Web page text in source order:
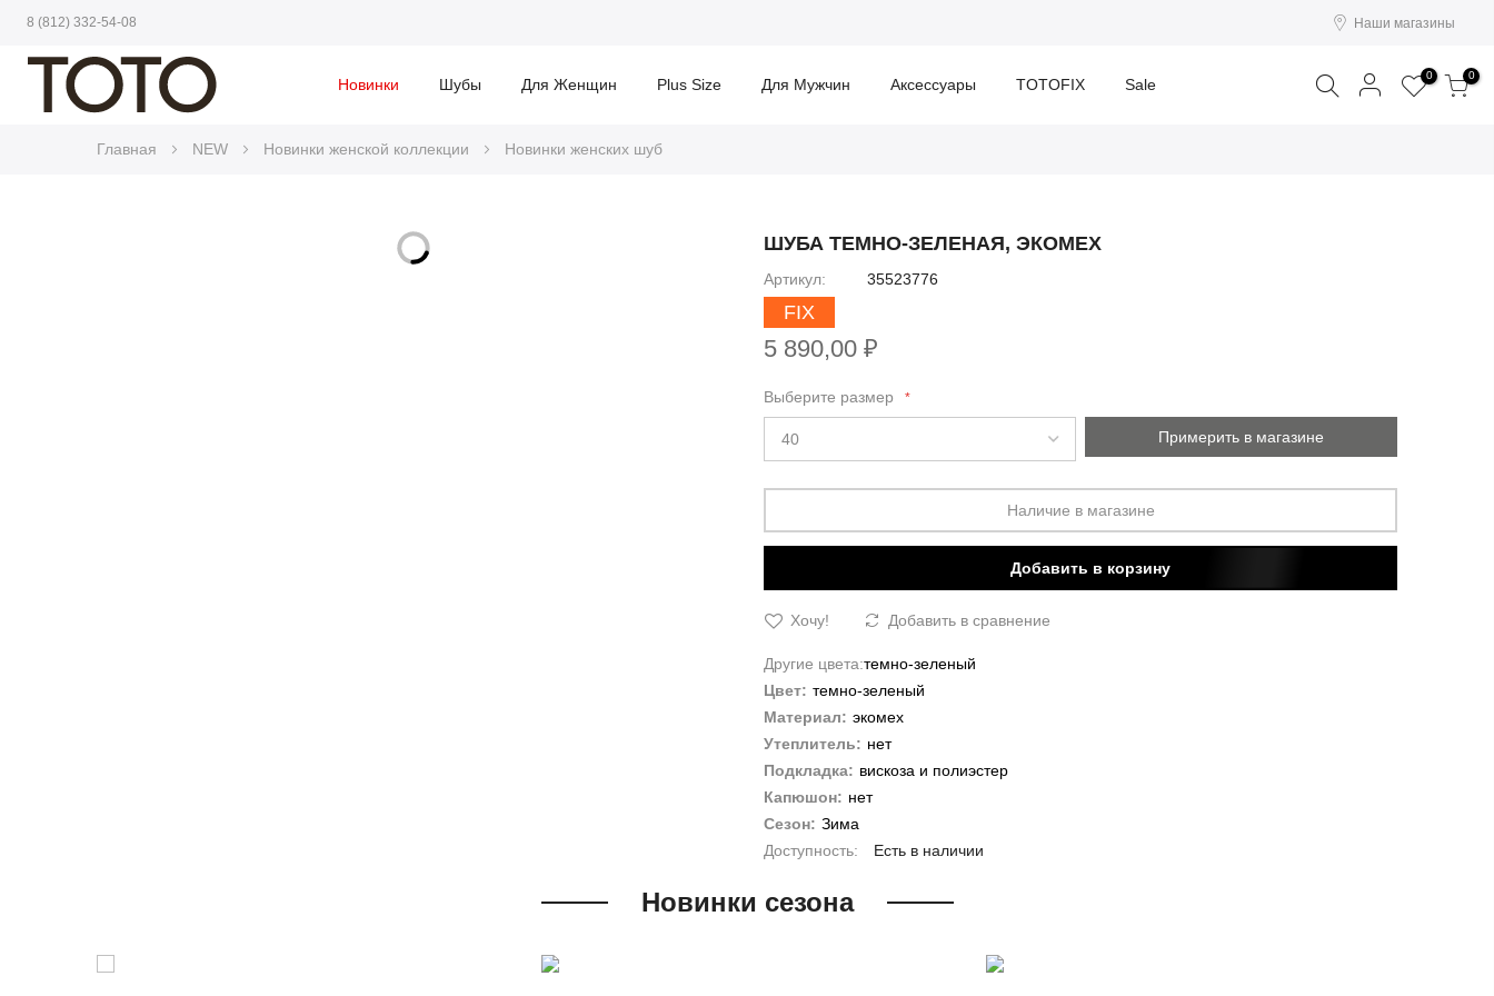
8 (812) 332-54-08 Наши магазины
Новинки Шубы Для Женщин Plus Size Для Мужчин Аксессуары TOTOFIX Sale Поиск 0 0
Главная NEW Новинки женской коллекции Новинки женских шуб
ШУБА ТЕМНО-ЗЕЛЕНАЯ, ЭКОМЕХ
Артикул 35523776
FIX
5 890,00 ₽
Выберите размер
Примерить в магазине
Наличие в магазине
Добавить в корзину
Хочу! Добавить в сравнение
Другие цвета:темно-зеленый
Цвет: темно-зеленый
Материал: экомех
Утеплитель: нет
Подкладка: вискоза и полиэстер
Капюшон: нет
Сезон: Зима
Есть в наличии
Новинки сезона